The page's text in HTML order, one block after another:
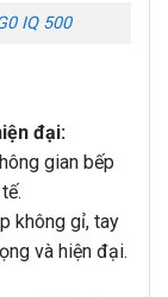
IQ 500
đại:
gian bếp
không gỉ, tay
và hiện đại.